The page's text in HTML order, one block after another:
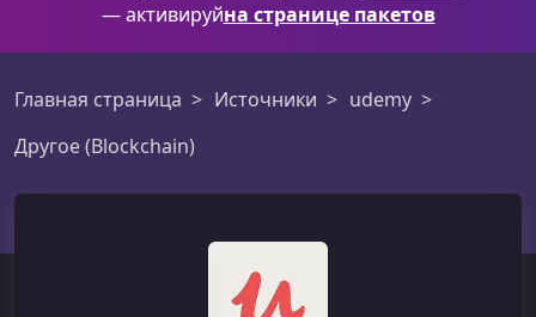
— активируйна странице пакетов
Главная страница Источники
udemy
Другоe (Blockchain)